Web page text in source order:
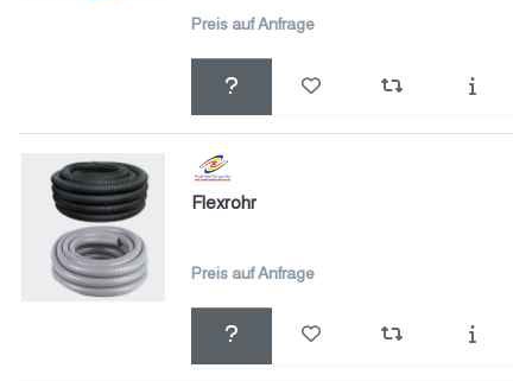
Preis auf Anfrage
Flexrohr
Preis auf Anfrage